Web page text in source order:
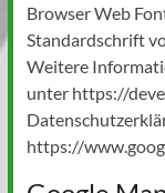
Browser Web
Standardschrift
Weitere
unter https://
https://